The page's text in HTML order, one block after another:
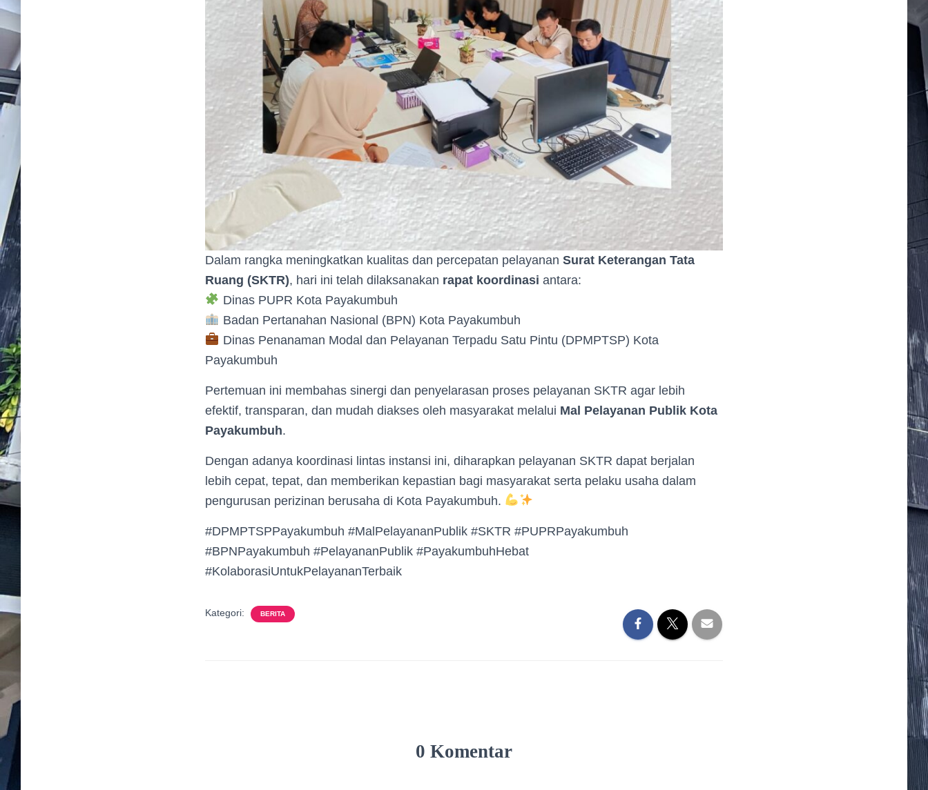
Dalam rangka meningkatkan kualitas dan percepatan pelayanan Surat Keterangan Tata
Ruang (SKTR), hari ini telah dilaksanakan rapat koordinasi antara:
Dinas PUPR Kota Payakumbuh
Badan Pertanahan Nasional (BPN) Kota Payakumbuh
Dinas Penanaman Modal dan Pelayanan Terpadu Satu Pintu (DPMPTSP) Kota
Payakumbuh
Pertemuan ini membahas sinergi dan penyelarasan proses pelayanan SKTR agar lebih
efektif, transparan, dan mudah diakses oleh masyarakat melalui Mal Pelayanan Publik Kota
Payakumbuh.
Dengan adanya koordinasi lintas instansi ini, diharapkan pelayanan SKTR dapat berjalan
lebih cepat, tepat, dan memberikan kepastian bagi masyarakat serta pelaku usaha dalam
pengurusan perizinan berusaha di Kota Payakumbuh.
#DPMPTSPPayakumbuh #MalPelayananPublik #SKTR #PUPRPayakumbuh
#BPNPayakumbuh #PelayananPublik #PayakumbuhHebat
#KolaborasiUntukPelayananTerbaik
Kategori: BERITA
0 Komentar